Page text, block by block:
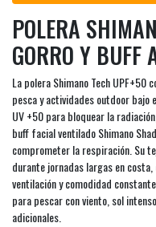
POLERA
GORRO Y BUFF
La polera Shimano Tech
pesca y actividades outdoor
UV +50 para bloquear la
buff facial ventilado Shimano
comprometer la respiración. Su
durante jornadas largas en
ventilación y comodidad
para pescar con viento, sol
adicionales.